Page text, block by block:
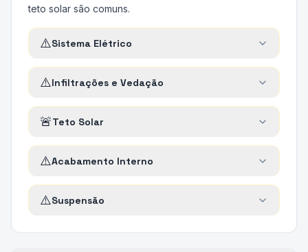
teto solar são comuns.
⚠️Sistema Elétrico
⚠️Infiltrações e Vedação
🚨Teto Solar
⚠️Acabamento Interno
⚠️Suspensão